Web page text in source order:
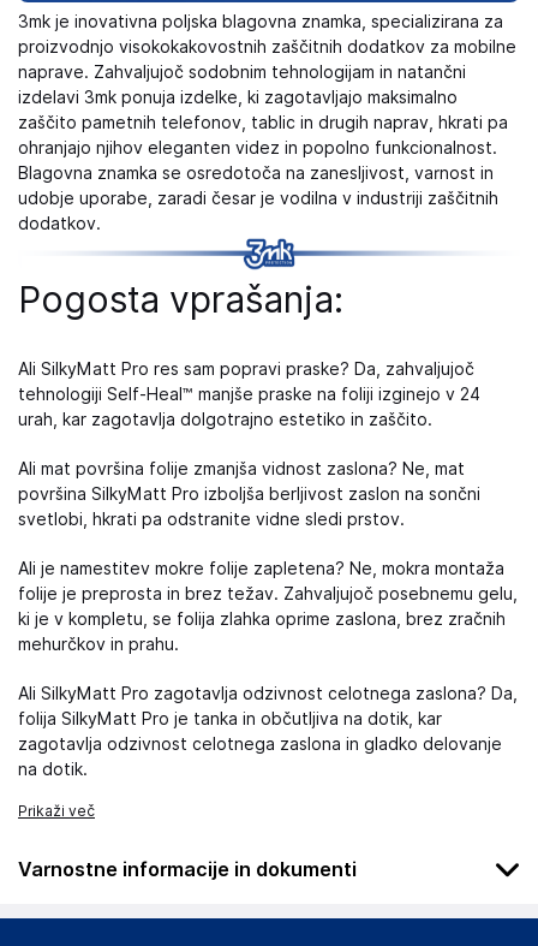
3mk je inovativna poljska blagovna znamka, specializirana za
proizvodnjo visokokakovostnih zaščitnih dodatkov za mobilne
naprave. Zahvaljujoč sodobnim tehnologijam in natančni
izdelavi 3mk ponuja izdelke, ki zagotavljajo maksimalno
zaščito pametnih telefonov, tablic in drugih naprav, hkrati pa
ohranjajo njihov eleganten videz in popolno funkcionalnost.
Blagovna znamka se osredotoča na zanesljivost, varnost in
udobje uporabe, zaradi česar je vodilna v industriji zaščitnih
dodatkov.
Pogosta vprašanja:
Ali SilkyMatt Pro res sam popravi praske? Da, zahvaljujoč
tehnologiji Self-Heal™ manjše praske na foliji izginejo v 24
urah, kar zagotavlja dolgotrajno estetiko in zaščito.
Ali mat površina folije zmanjša vidnost zaslona? Ne, mat
površina SilkyMatt Pro izboljša berljivost zaslon na sončni
svetlobi, hkrati pa odstranite vidne sledi prstov.
Ali je namestitev mokre folije zapletena? Ne, mokra montaža
folije je preprosta in brez težav. Zahvaljujoč posebnemu gelu,
ki je v kompletu, se folija zlahka oprime zaslona, ​​brez zračnih
mehurčkov in prahu.
Ali SilkyMatt Pro zagotavlja odzivnost celotnega zaslona? Da,
folija SilkyMatt Pro je tanka in občutljiva na dotik, kar
zagotavlja odzivnost celotnega zaslona in gladko delovanje
na dotik.
Prikaži več
Varnostne informacije in dokumenti
Podatki o proizvajalcu